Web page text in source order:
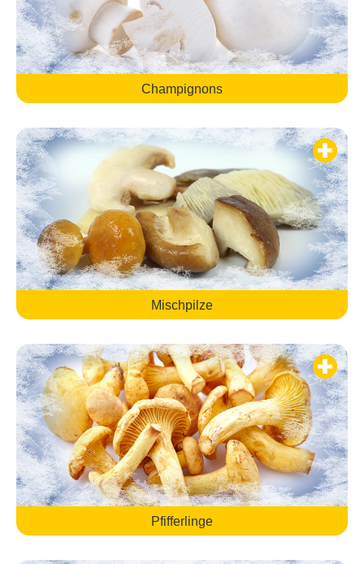
Champignons
Mischpilze
Pfifferlinge